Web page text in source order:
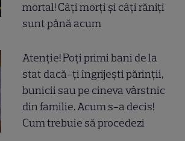
mortal! Câți morți și câți răniți
sunt până acum
Atenție! Poți primi bani de la
stat dacă-ți îngrijești părinții,
bunicii sau pe cineva vârstnic
din familie. Acum s-a decis!
Cum trebuie să procedezi